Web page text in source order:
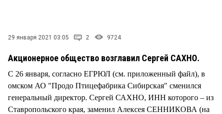
29 января 2021 03:05 2 9724
Акционерное общество возглавил Сергей САХНО.
С 26 января, согласно ЕГРЮЛ (см. приложенный файл), в
омском АО "Продо Птицефабрика Сибирская" сменился
генеральный директор. Сергей САХНО, ИНН которого – из
Ставропольского края, заменил Алексея СЕННИКОВА (на